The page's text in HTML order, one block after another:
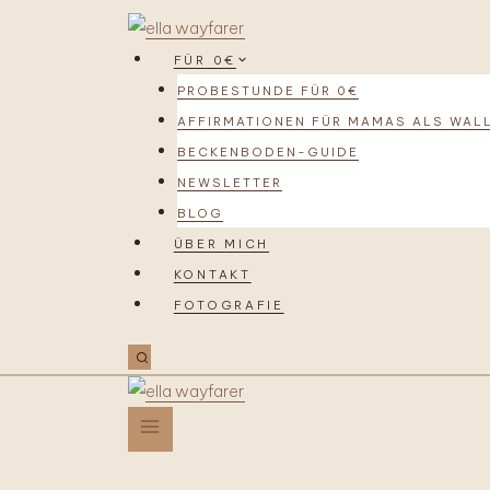
FÜR 0€
PROBESTUNDE FÜR 0€
AFFIRMATIONEN FÜR MAMAS ALS
BECKENBODEN-GUIDE
NEWSLETTER
BLOG
ÜBER MICH
KONTAKT
FOTOGRAFIE